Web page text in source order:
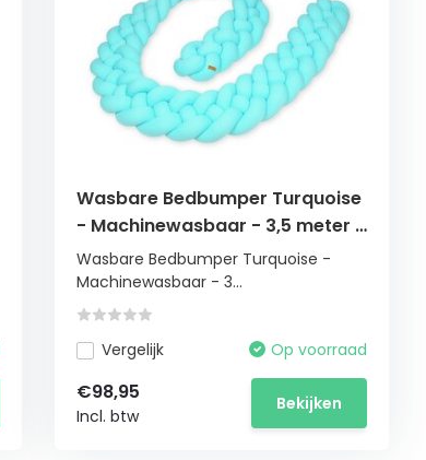
Wasbare Bedbumper Turquoise
- Machinewasbaar - 3,5 meter -
Zacht Katoen
Wasbare Bedbumper Turquoise -
Machinewasbaar - 3...
Vergelijk Op voorraad
€98,95
Incl. btw
Bekijken